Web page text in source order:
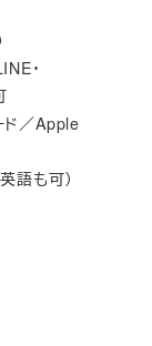
・
ド／Apple
語も可）